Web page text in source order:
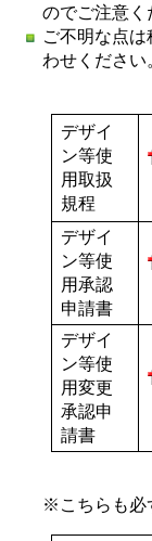
のでご注意く
ご不明な点
わせください
デザイ
ン等使
用取扱
規程
デザイ
ン等使
用承認
申請書
デザイ
ン等使
用変更
承認申
請書
※こちらも必